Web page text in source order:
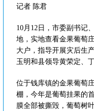
记者 陈君
10月12日，市委副书记
地，实地查看金果葡萄
大户，指导开展灾后生
玉明和县领导黄荣定、
位于钱库镇的金果葡萄
棚，今年是葡萄挂果的
膜全部被撕毁，葡萄树